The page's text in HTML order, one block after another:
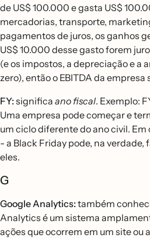
de US$ 100.000 e gasta US$
mercadorias, transporte,
pagamentos de juros, os ganhos
US$ 10.000 desse gasto forem
(e os impostos, a depreciação e a
zero), então o EBITDA da empresa
FY:significa ano fiscal. Exemplo:
Uma empresa pode começar e
um ciclo diferente do ano civil.
- a Black Friday pode, na verdade,
eles.
G
Google Analytics:também
Analytics é um sistema
ações que ocorrem em um site ou